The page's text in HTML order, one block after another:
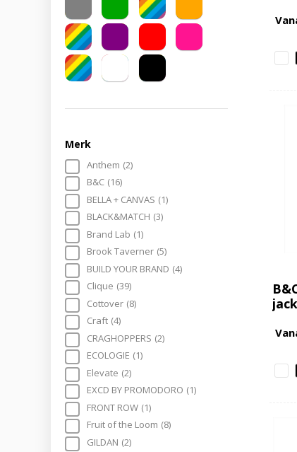
Merk
Anthem (2)
B&C (16)
BELLA + CANVAS (1)
BLACK&MATCH (3)
Brand Lab (1)
Brook Taverner (5)
BUILD YOUR BRAND (4)
Clique (39)
Cottover (8)
Craft (4)
CRAGHOPPERS (2)
ECOLOGIE (1)
Elevate (2)
EXCD BY PROMODORO (1)
FRONT ROW (1)
Fruit of the Loom (8)
GILDAN (2)